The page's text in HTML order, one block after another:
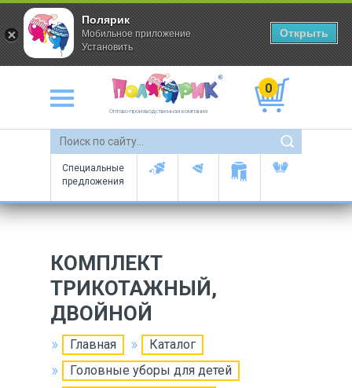
Оптово-производственная компания
0
Специальные
предложения
КОМПЛЕКТ
ТРИКОТАЖНЫЙ,
ДВОЙНОЙ
Главная
Каталог
Головные уборы для детей
Полярик
Мобильное приложение
Установить
Открыть